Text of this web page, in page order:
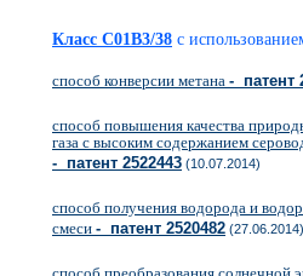
Класс C01B3/38 с
способ конверсии метана - патент
способ повышения качества
газа с высоким содержанием
- патент 2522443 (10.07.2014)
способ получения водорода и
смеси - патент 2520482 (27.06.2014)